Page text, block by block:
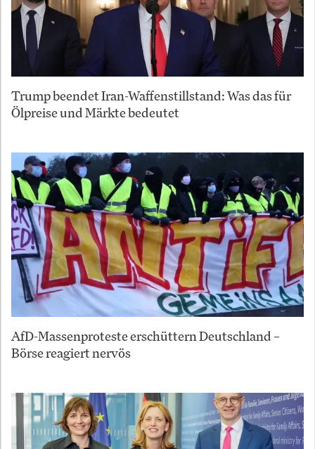
Trump beendet Iran-Waffenstillstand: Was das für
Ölpreise und Märkte bedeutet
AfD-Massenproteste erschüttern Deutschland –
Börse reagiert nervös